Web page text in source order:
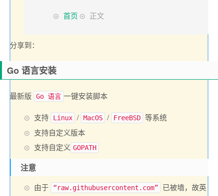
首页
正文
分享到：
Go 语言安装
最新版 Go 语言 一键安装脚本
支持 Linux / MacOS / FreeBSD 等系统
支持自定义版本
支持自定义 GOPATH
注意
由于 “raw.githubusercontent.com” 已被墙，故英